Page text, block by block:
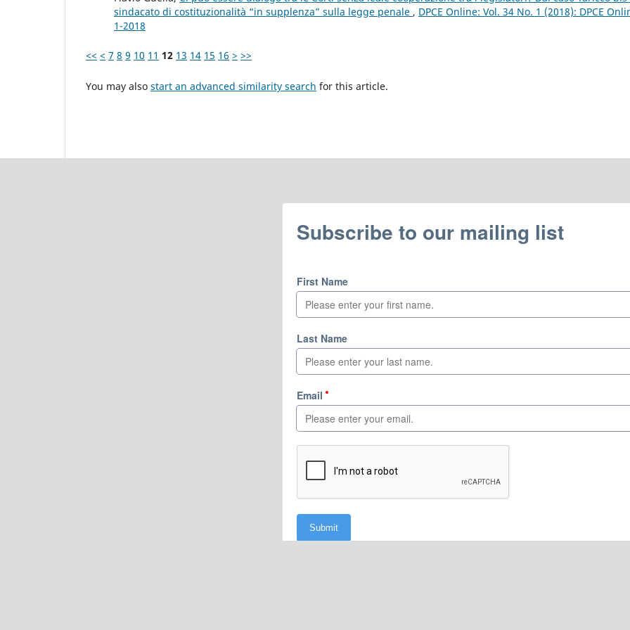
sindacato di costituzionalità “in supplenza” sulla legge penale , DPCE Online: Vol. 34 No. 1 (2018): DPCE
1-2018
<< < 7 8 9 10 11 12 13 14 15 16 > >>
You may also start an advanced similarity search for this article.